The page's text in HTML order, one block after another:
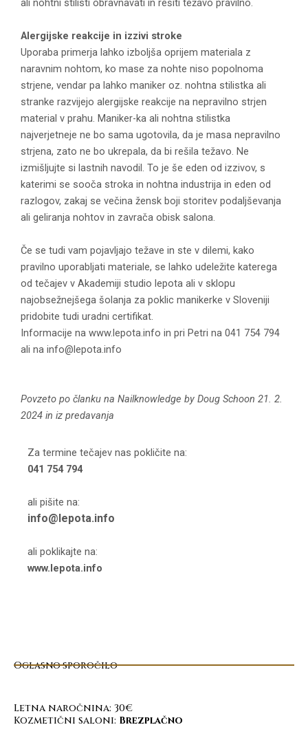
ali nohtni stilisti obravnavati in rešiti težavo pravilno.
Alergijske reakcije in izzivi stroke
Uporaba primerja lahko izboljša oprijem materiala z
naravnim nohtom, ko mase za nohte niso popolnoma
strjene, vendar pa lahko maniker oz. nohtna stilistka ali
stranke razvijejo alergijske reakcije na nepravilno strjen
material v prahu. Maniker-ka ali nohtna stilistka
najverjetneje ne bo sama ugotovila, da je masa nepravilno
strjena, zato ne bo ukrepala, da bi rešila težavo. Ne
izmišljujte si lastnih navodil. To je še eden od izzivov, s
katerimi se sooča stroka in nohtna industrija in eden od
razlogov, zakaj se večina žensk boji storitev podaljševanja
ali geliranja nohtov in zavrača obisk salona.
Če se tudi vam pojavljajo težave in ste v dilemi, kako
pravilno uporabljati materiale, se lahko udeležite katerega
od tečajev v Akademiji studio lepota ali v sklopu
najobsežnejšega šolanja za poklic manikerke v Sloveniji
pridobite tudi uradni certifikat.
Informacije na www.lepota.info in pri Petri na 041 754 794
ali na info@lepota.info
Povzeto po članku na Nailknowledge by Doug Schoon 21. 2.
2024 in iz predavanja
Za termine tečajev nas pokličite na:
041 754 794
ali pišite na:
info@lepota.info
ali poklikajte na:
www.lepota.info
Oglasno sporočilo
Letna naročnina: 30€
Kozmetični saloni: Brezplačno